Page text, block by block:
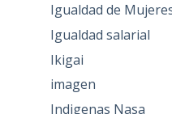
Igualdad de
Igualdad salarial
Ikigai
imagen
Indigenas Nasa